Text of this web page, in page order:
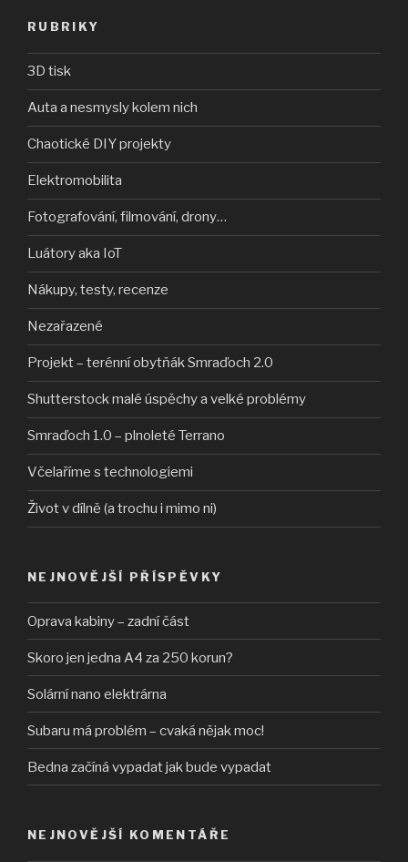
RUBRIKY
3D tisk
Auta a nesmysly kolem nich
Chaotické DIY projekty
Elektromobilita
Fotografování, filmování, drony…
Luátory aka IoT
Nákupy, testy, recenze
Nezařazené
Projekt – terénní obytňák Smraďoch 2.0
Shutterstock malé úspěchy a velké problémy
Smraďoch 1.0 – plnoleté Terrano
Včelaříme s technologiemi
Život v dílně (a trochu i mimo ni)
NEJNOVĚJŠÍ PŘÍSPĚVKY
Oprava kabiny – zadní část
Skoro jen jedna A4 za 250 korun?
Solární nano elektrárna
Subaru má problém – cvaká nějak moc!
Bedna začíná vypadat jak bude vypadat
NEJNOVĚJŠÍ KOMENTÁŘE